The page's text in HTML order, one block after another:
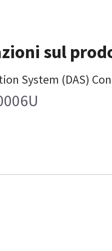
sul
System (DAS)